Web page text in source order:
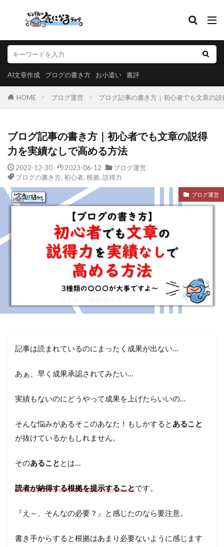
AI文章作成 ブログの書き方 お小遣い 書評
HOME ブログ運営 ブログ記事の書き方｜初心者でも文章の
ブログ記事の書き方｜初心者でも文章の説得
力を実績なしで高める方法
2022-12-30 2023-06-12
ブログ運営
ブログの書き方, 初心者, 根拠, 説得力
ブログ運営
記事は読まれているのにまったく成果が出ない…
あぁ、早く成果承認されてみたい…
実績もないのにどうやって成果を上げたらいいの…
そんな悩みがあるそこのあなた！もしかすると あること
が抜けているかもしれません。
そのあること とは…
読者が納得する根拠を提示することです。
『え～、そんなの必要？』と感じたのなら要注意。
書き手からすると根拠はあまり必要ないように感じます